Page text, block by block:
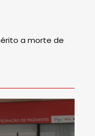
a morte de